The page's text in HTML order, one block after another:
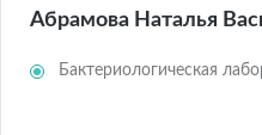
Абрамова Наталья
Бактериологическая